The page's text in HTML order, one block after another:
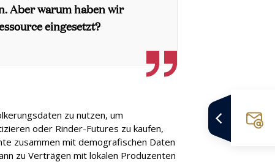
Aber warum haben wir
eingesetzt?
zu nutzen, um
oder Rinder-Futures zu kaufen,
zusammen mit demografischen Daten
zu Verträgen mit lokalen Produzenten